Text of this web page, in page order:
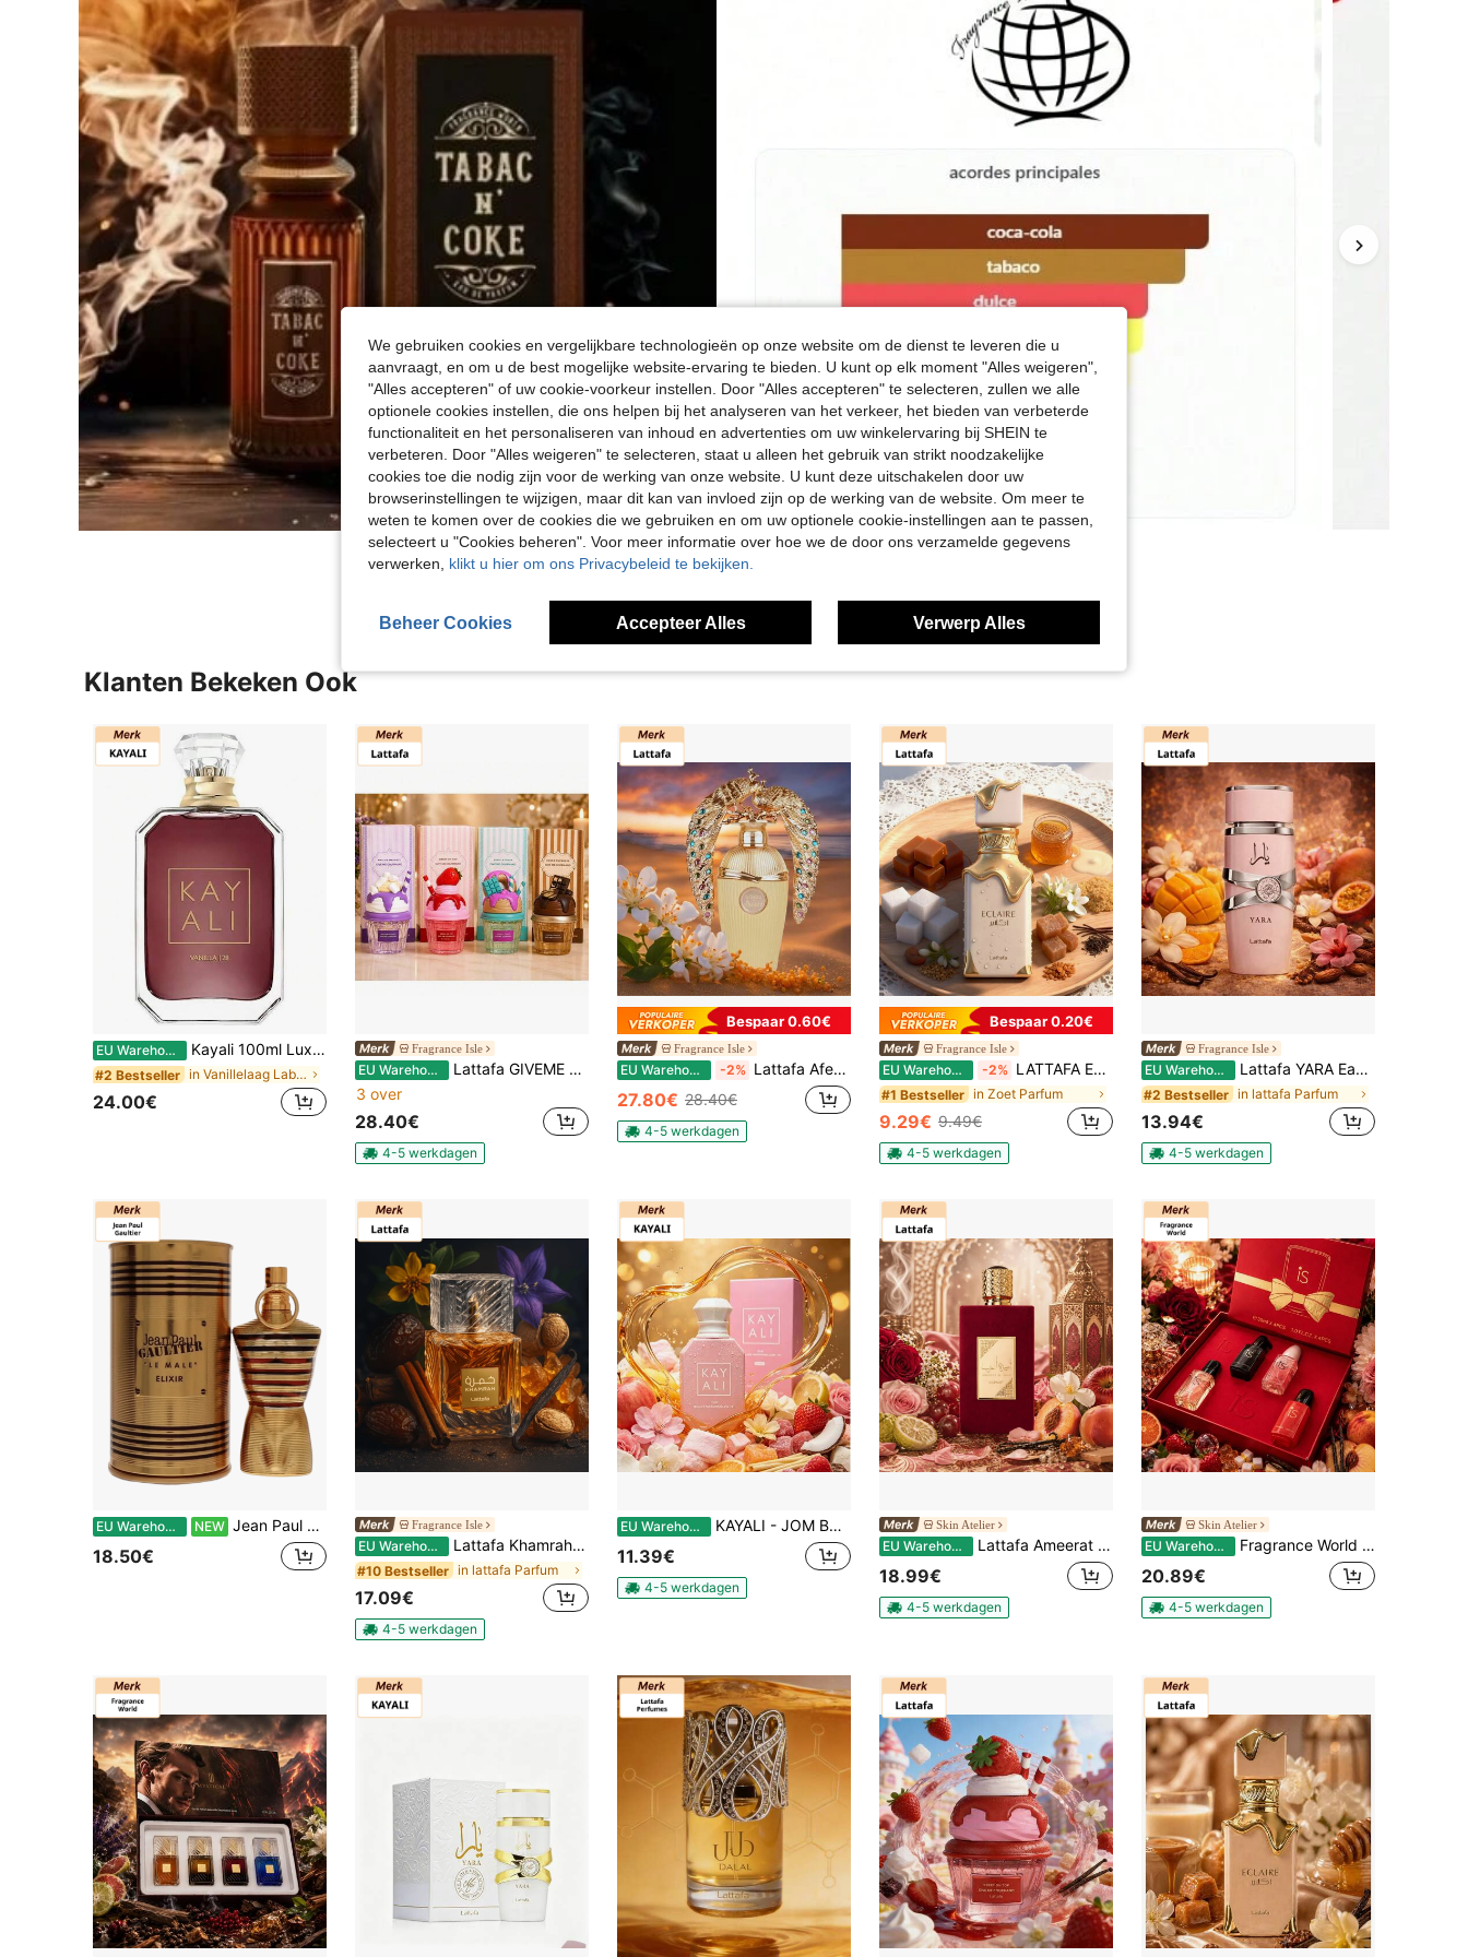
Klanten Bekeken Ook
EU Warehouse Kayali 100ml Luxury Collection Eau de Parfum, Mix van Vanilla 28, Marshmallow Yum Boujee 81 & Sparkling Lychee Eden 39, Multi-frisse Gourmand Fruitige Bloemige Geur voor Dames
#2 Bestseller in Vanillelaag Lab Parfum&Herenparfums&Geursets&Li
24.00€
Fragrance Isle
EU Warehouse
Lattafa GIVEME GOURMAND 30ML WHIPPED PLEASURE /BERRY ON TOP/CHOCO OVERDOSE/VANILLA FREAK /MALLOW MADNESS lot 4
3 over
28.40€
4-5 werkdagen
Bespaar 0.60€
Fragrance Isle
EU Warehouse -2% Lattafa Afeef 100ML dames eau de parfum
27.80€ 28.40€
4-5 werkdagen
Bespaar 0.20€
Fragrance Isle
EU Warehouse -2% LATTAFA ECLAIRE 30ML EAU DE PARFUM VOOR VROUWEN KARAMELMELK VANILLE
#1 Bestseller in Zoet Parfum
9.29€ 9.49€
4-5 werkdagen
Fragrance Isle
EU Warehouse Lattafa YARA Eau De Parfum voor vrouwen 100ML
#2 Bestseller in lattafa Parfum
13.94€
4-5 werkdagen
EU Warehouse NEW Jean Paul Gaultier Eleven Collections Of Jean Paul Gaultier Series, Neutrale Parfumspray, 125 ml (4,2 oz), Uniek Vormgeving, Unieke Geur, Langdurige Frisheid, Pseudo Bodyparfum, De Meest Populaire, Geschikt voor Elke Gelegenheid, Een Leuk Cadeau!
18.50€
Fragrance Isle
EU Warehouse Lattafa Khamrah 100ML Eau de Parfum unisex
#10 Bestseller in lattafa Parfum
17.09€
4-5 werkdagen
EU Warehouse KAYALI - JOM BOUJEE MARSHMALLOW | 81 - EAU DE PARFUM
11.39€
4-5 werkdagen
Skin Atelier
EU Warehouse Lattafa Ameerat Al Arab 100ML Eau de Parfum voor dames
18.99€
4-5 werkdagen
Skin Atelier
EU Warehouse Fragrance World Mystical is een cadeauset voor vrouwen, 4 x 30 ml.
20.89€
4-5 werkdagen
We gebruiken cookies en vergelijkbare technologieën op onze website om de dienst te leveren die u
aanvraagt, en om u de best mogelijke website-ervaring te bieden. U kunt op elk moment "Alles weigeren",
"Alles accepteren" of uw cookie-voorkeur instellen. Door "Alles accepteren" te selecteren, zullen we alle
optionele cookies instellen, die ons helpen bij het analyseren van het verkeer, het bieden van verbeterde
functionaliteit en het personaliseren van inhoud en advertenties om uw winkelervaring bij SHEIN te
verbeteren. Door "Alles weigeren" te selecteren, staat u alleen het gebruik van strikt noodzakelijke
cookies toe die nodig zijn voor de werking van onze website. U kunt deze uitschakelen door uw
browserinstellingen te wijzigen, maar dit kan van invloed zijn op de werking van de website. Om meer te
weten te komen over de cookies die we gebruiken en om uw optionele cookie-instellingen aan te passen,
selecteert u "Cookies beheren". Voor meer informatie over hoe we de door ons verzamelde gegevens
verwerken, klikt u hier om ons Privacybeleid te bekijken.
Beheer Cookies Accepteer Alles Verwerp Alles